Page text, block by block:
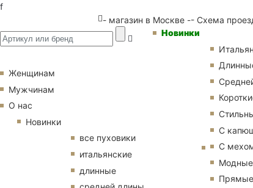
f
- магазин в Москве -- Схема
Новинки
С
С
Модные
Прямые
Женщинам
Мужчинам
О нас
Новинки
все пуховики
итальянские
длинные